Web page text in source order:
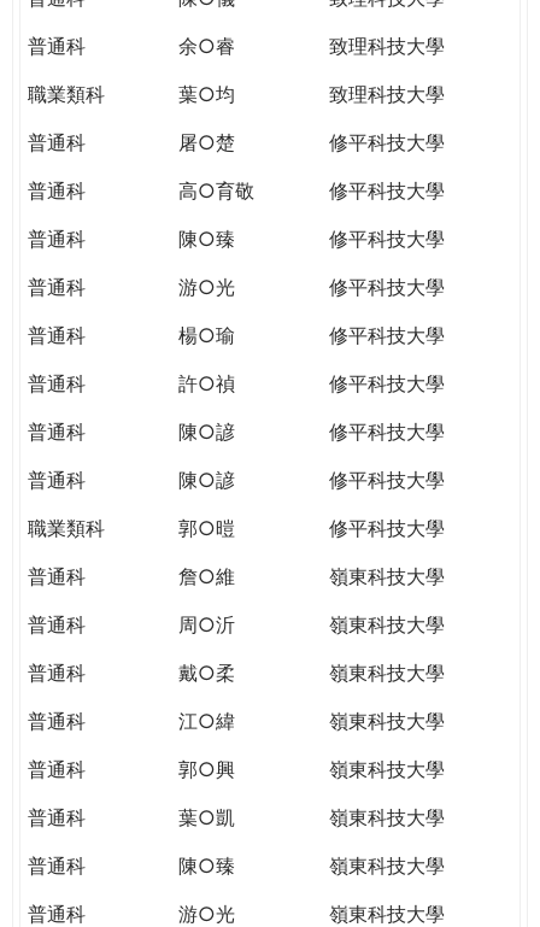
普通科
余○睿
致理科技大學
職業類科
葉○均
致理科技大學
普通科
屠○楚
修平科技大學
普通科
高○育敬
修平科技大學
普通科
陳○臻
修平科技大學
普通科
游○光
修平科技大學
普通科
楊○瑜
修平科技大學
普通科
許○禎
修平科技大學
普通科
陳○諺
修平科技大學
普通科
陳○諺
修平科技大學
職業類科
郭○暟
修平科技大學
普通科
詹○維
嶺東科技大學
普通科
周○沂
嶺東科技大學
普通科
戴○柔
嶺東科技大學
普通科
江○緯
嶺東科技大學
普通科
郭○興
嶺東科技大學
普通科
葉○凱
嶺東科技大學
普通科
陳○臻
嶺東科技大學
普通科
游○光
嶺東科技大學